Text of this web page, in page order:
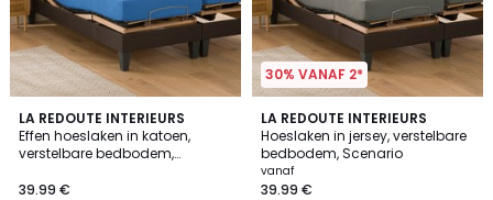
LA REDOUTE INTERIEURS
Effen hoeslaken in katoen,
verstelbare bedbodem,
39.99 €
4.4
/ 5
30% VANAF 2*
LA REDOUTE INTERIEURS
Hoeslaken in jersey, verstelbare
bedbodem, Scenario
vanaf
39.99 €
3.9
/ 5
9
Kleuren